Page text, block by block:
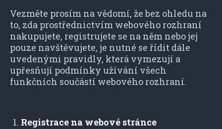
Vezměte prosím na vědomí, že bez ohledu na
to, zda prostřednictvím webového rozhraní
nakupujete, registrujete se na něm nebo jej
pouze navštěvujete, je nutné se řídit dále
uvedenými pravidly, která vymezují a
upřesňují podmínky užívání všech
funkčních součástí webového rozhraní.
Registrace na webové stránce